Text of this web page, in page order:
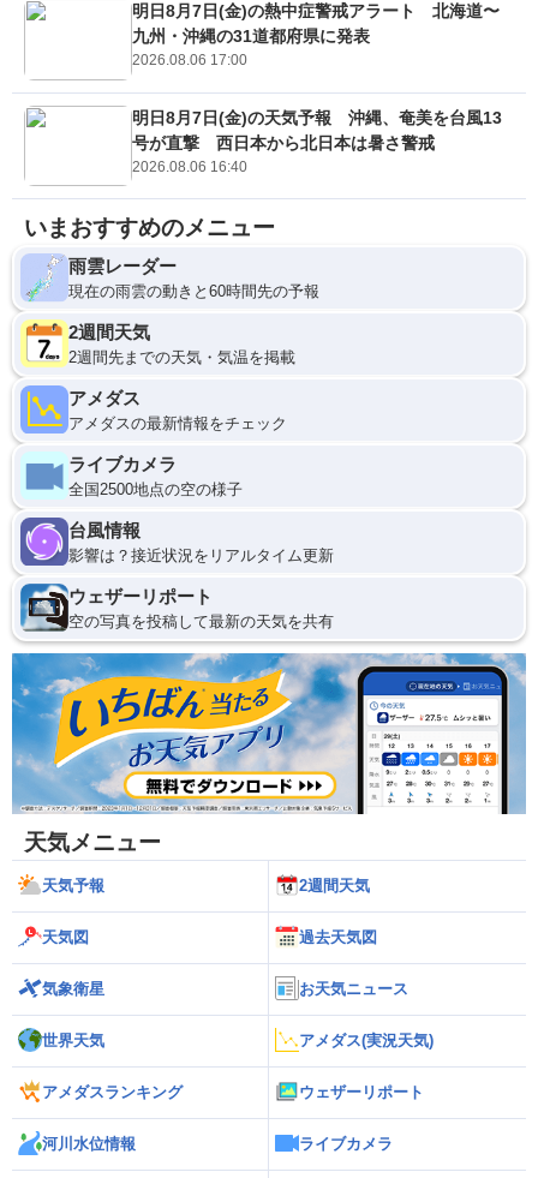
明日8月7日(金)の熱中症警戒アラート 北海道〜
九州・沖縄の31道都府県に発表
2026.08.06 17:00
明日8月7日(金)の天気予報 沖縄、奄美を台風13
号が直撃 西日本から北日本は暑さ警戒
2026.08.06 16:40
いまおすすめのメニュー
雨雲レーダー
現在の雨雲の動きと60時間先の予報
2週間天気
2週間先までの天気・気温を掲載
アメダス
アメダスの最新情報をチェック
ライブカメラ
全国2500地点の空の様子
台風情報
影響は？接近状況をリアルタイム更新
ウェザーリポート
空の写真を投稿して最新の天気を共有
天気メニュー
天気予報 2週間天気
天気図 過去天気図
気象衛星 お天気ニュース
世界天気 アメダス(実況天気)
アメダスランキング ウェザーリポート
河川水位情報 ライブカメラ